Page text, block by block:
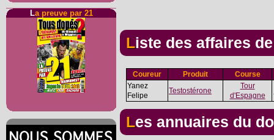
La preuve par 21
Liste des affaires
Coureur Produit
Course
Yanez
Felipe
Testostérone
Tour
d'Espagne
Les annuaires du